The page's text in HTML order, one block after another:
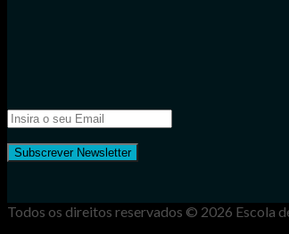
Todos os direitos reservados © 2026 Escola